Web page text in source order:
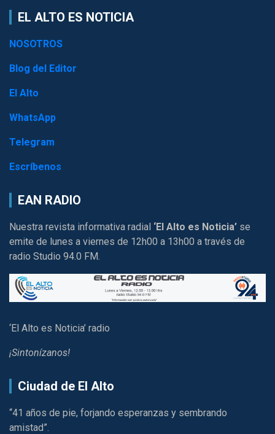
EL ALTO ES NOTICIA
NOSOTROS
Blog del Editor
El Alto
WhatsApp
Telegram
Escríbenos
EAN RADIO
Nuestra revista informativa radial ‘El Alto es Noticia’ se
emite de lunes a viernes de 12h00 a 13h00 a través de
radio Studio 94.0 FM.
‘El Alto es Noticia’ radio
¡Sintonízanos!
Ciudad de El Alto
“41 años de pie, forjando esperanzas y sembrando
amistad”.